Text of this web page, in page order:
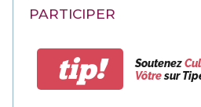
PARTICIPER
tip! Soutenez
Vôtresur